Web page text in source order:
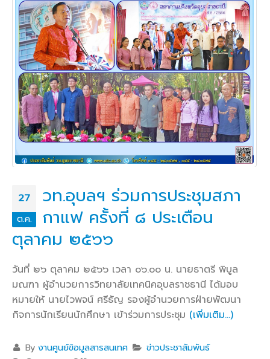
27
ต.ค.
วท.อุบลฯ ร่วมการประชุมสภา
กาแฟ ครั้งที่ ๘ ประเตือน
ตุลาคม ๒๕๖๖
วันที่ ๒๖ ตุลาคม ๒๕๖๖ เวลา ๐๖.๐๐ น. นายธาตรี พิบูล
มณฑา ผู้อำนวยการวิทยาลัยเทคนิคอุบลราชธานี ได้มอบ
หมายให้ นายไวพจน์ ศรีธัญ รองผู้อำนวยการฝ่ายพัฒนา
กิจการนักเรียนนักศึกษา เข้าร่วมการประชุม (เพิ่มเติม…)
Byงานศูนย์ข้อมูลสารสนเทศ
ข่าวประชาสัมพันธ์